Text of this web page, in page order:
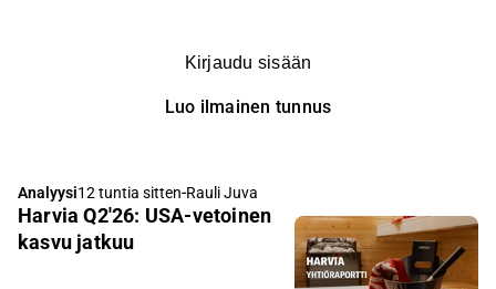
Kirjaudu sisään
Luo ilmainen tunnus
Analyysi12 tuntia sitten-Rauli Juva
Harvia Q2'26: USA-vetoinen
kasvu jatkuu